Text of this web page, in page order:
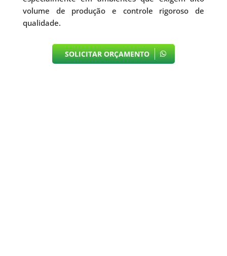
volume de produção e controle rigoroso de
qualidade.
SOLICITAR ORÇAMENTO